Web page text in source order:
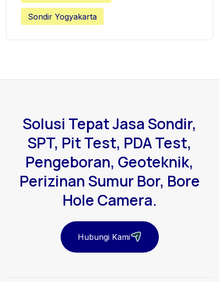
Sondir Yogyakarta
Solusi Tepat Jasa Sondir,
SPT, Pit Test, PDA Test,
Pengeboran, Geoteknik,
Perizinan Sumur Bor, Bore
Hole Camera.
Hubungi Kami